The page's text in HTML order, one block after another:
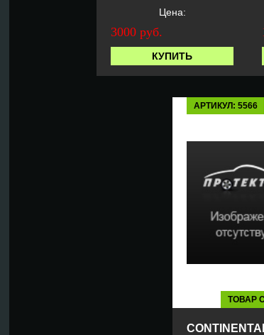
Цена:
3000 руб.
КУПИТЬ
АРТИКУЛ: 5566
ТОВАР